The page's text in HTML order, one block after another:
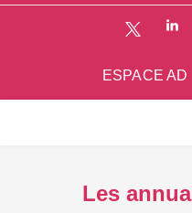
ESPACE AD
Les